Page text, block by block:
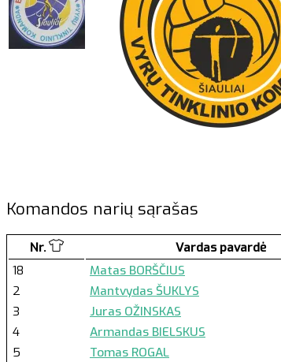
Komandos narių sąrašas
Nr. Vardas pavardė
18
Matas BORŠČIUS
2
Mantvydas ŠUKLYS
3
Juras OŽINSKAS
4
Armandas BIELSKUS
5
Tomas ROGAL